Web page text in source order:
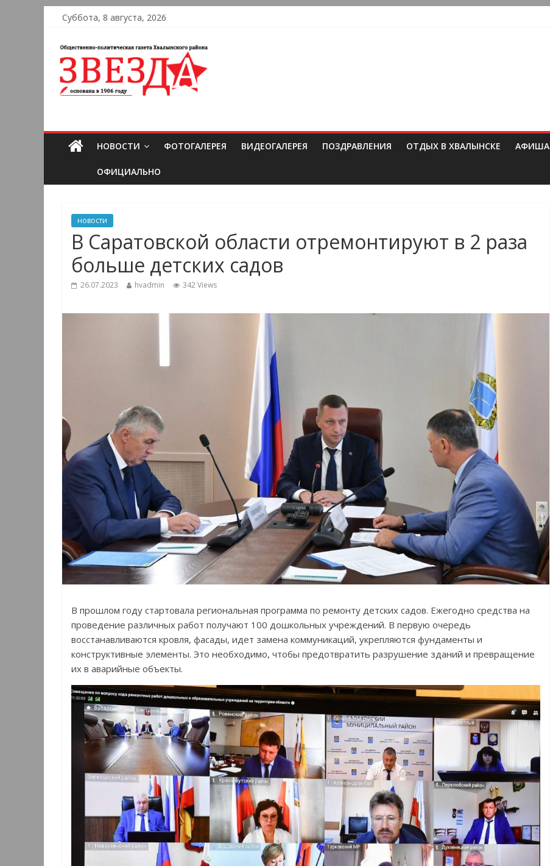
Суббота, 8 августа, 2026
НОВОСТИ ФОТОГАЛЕРЕЯ ВИДЕОГАЛЕРЕЯ ПОЗДРАВЛЕНИЯ ОТДЫХ В ХВАЛЫНСКЕ АФИША
ОФИЦИАЛЬНО
новости
В Саратовской области отремонтируют в 2 раза
больше детских садов
26.07.2023 hvadmin 342 Views
В прошлом году стартовала региональная программа по ремонту детских садов. Ежегодно средства на
проведение различных работ получают 100 дошкольных учреждений. В первую очередь
восстанавливаются кровля, фасады, идет замена коммуникаций, укрепляются фундаменты и
конструктивные элементы. Это необходимо, чтобы предотвратить разрушение зданий и превращение
их в аварийные объекты.